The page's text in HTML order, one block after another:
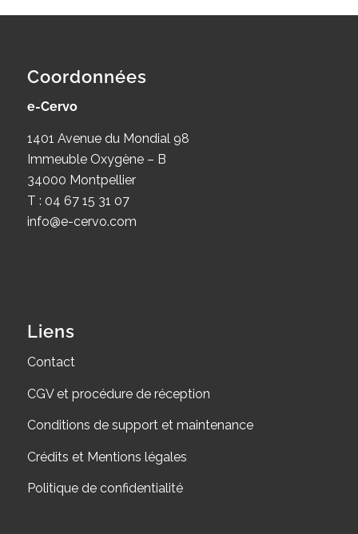
Coordonnées
e-Cervo
1401 Avenue du Mondial 98
Immeuble Oxygène – B
34000 Montpellier
T : 04 67 15 31 07
info@e-cervo.com
Liens
Contact
CGV et procédure de réception
Conditions de support et maintenance
Crédits et Mentions légales
Politique de confidentialité